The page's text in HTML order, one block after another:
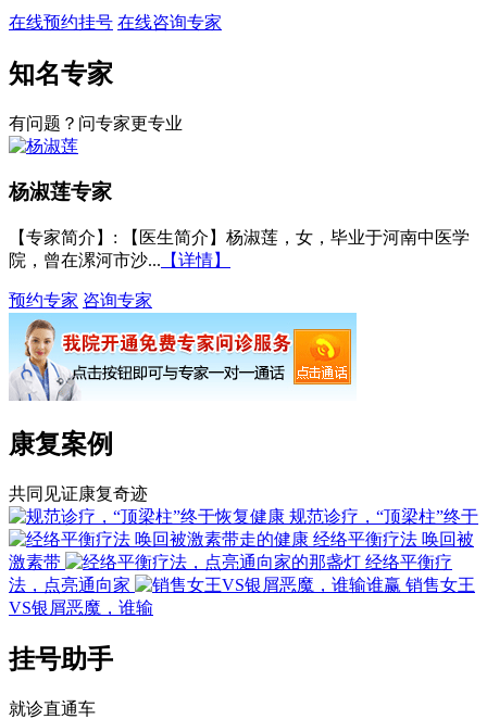
在线预约挂号 在线咨询专家
知名专家
有问题？问专家更专业
杨淑莲专家
【专家简介】 : 【医生简介】杨淑莲，女，毕业于河南中医学
院，曾在漯河市沙... 【详情】
预约专家 咨询专家
康复案例
共同见证康复奇迹
规范诊疗，“顶梁柱”终于
经络平衡疗法 唤回被
激素带
经络平衡疗
法，点亮通向家
销售女王
VS银屑恶魔，谁输
挂号助手
就诊直通车